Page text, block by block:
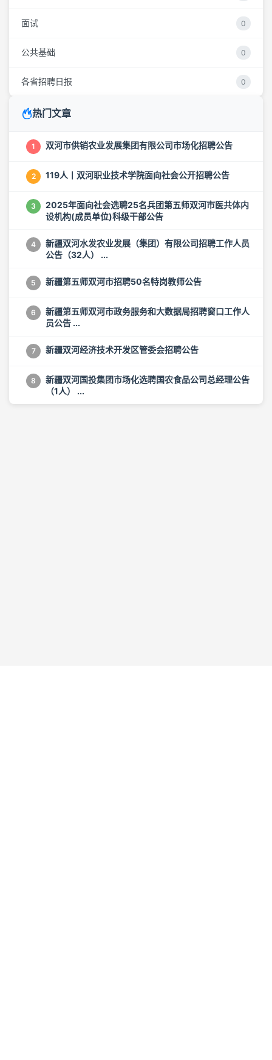
面试 0
公共基础 0
各省招聘日报 0
热门文章
1 双河市供销农业发展集团有限公司市场化招聘公告
2 119人丨双河职业技术学院面向社会公开招聘公告
3
2025年面向社会选聘25名兵团第五师双河市医共体内
设机构(成员单位)科级干部公告
4
新疆双河水发农业发展（集团）有限公司招聘工作人员
公告（32人） ...
5 新疆第五师双河市招聘50名特岗教师公告
6
新疆第五师双河市政务服务和大数据局招聘窗口工作人
员公告 ...
7 新疆双河经济技术开发区管委会招聘公告
8
新疆双河国投集团市场化选聘国农食品公司总经理公告
（1人） ...